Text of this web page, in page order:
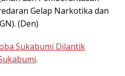
Gelap Narkotika dan
(Den)
Sukabumi Dilantik
.